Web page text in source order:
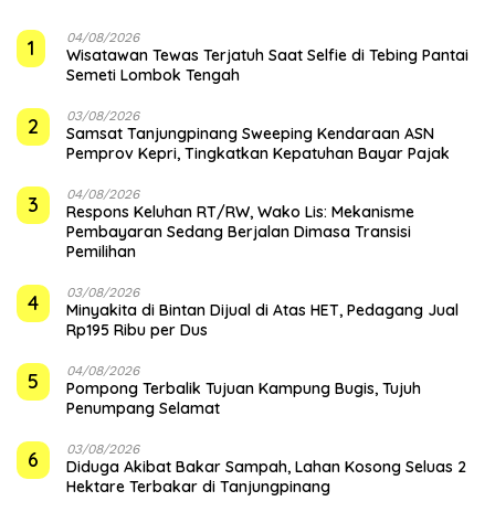
1 04/08/2026
Wisatawan Tewas Terjatuh Saat Selfie di Tebing Pantai
Semeti Lombok Tengah
2 03/08/2026
Samsat Tanjungpinang Sweeping Kendaraan ASN
Pemprov Kepri, Tingkatkan Kepatuhan Bayar Pajak
3 04/08/2026
‎Respons Keluhan RT/RW, Wako Lis: Mekanisme
Pembayaran Sedang Berjalan Dimasa Transisi
Pemilihan
4 03/08/2026
Minyakita di Bintan Dijual di Atas HET, Pedagang Jual
Rp195 Ribu per Dus
5 04/08/2026
Pompong Terbalik Tujuan Kampung Bugis, Tujuh
Penumpang Selamat
6 03/08/2026
Diduga Akibat Bakar Sampah, Lahan Kosong Seluas 2
Hektare Terbakar di Tanjungpinang